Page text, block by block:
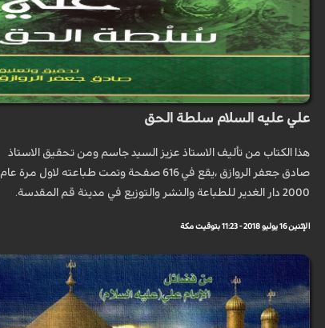
علي عليه السلام سلطة الحق
هذا الكتاب من تأليف الاستاذ عزيز السيد جاسم ومن تحقيق الاستاذ
صادق جعفر الروازق ،يقع في 616 صفحة وتمت طباعته لاول مرة عام
2000 دار الغدير للطباعة والنشر والتوزيع في مدينة قم المقدسة.
الإثنين 16 يوليو 2018 - 11:23 بتوقيت مكة